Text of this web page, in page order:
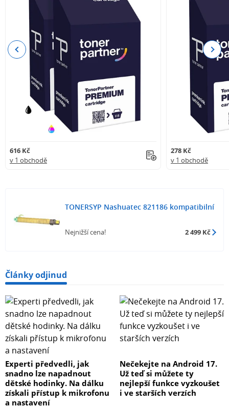
616 Kč
v 1 obchodě
278 Kč
v 1 obchodě
Previous Next
TONERSYP Nashuatec 821186 kompatibilní
Nejnižší cena! 2 499 Kč
Články odjinud
Experti předvedli, jak
snadno lze napadnout
dětské hodinky. Na dálku
získali přístup k mikrofonu
a nastavení
Nečekejte na Android 17.
Už teď si můžete ty
nejlepší funkce vyzkoušet
i ve starších verzích